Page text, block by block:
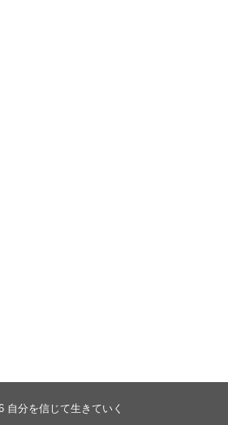
自分を信じて生きていく